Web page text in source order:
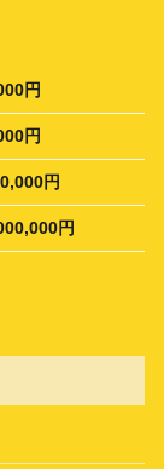
円
円
円
円